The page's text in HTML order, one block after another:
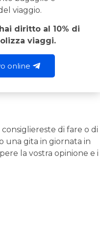
viaggio.
diritto al 10% di
viaggi.
online
consigliereste di fare o di
una gita in giornata in
la vostra opinione e i